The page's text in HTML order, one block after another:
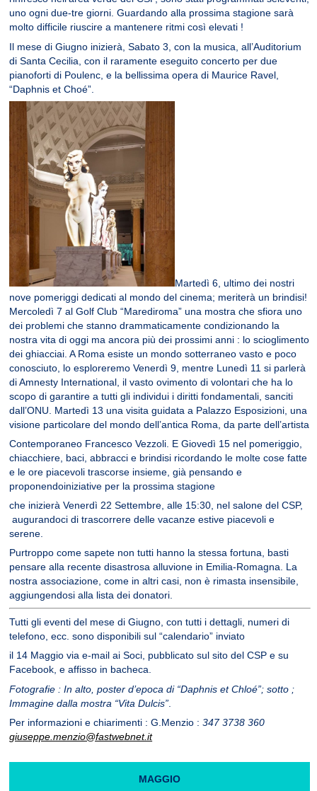
uno ogni due-tre giorni. Guardando alla prossima stagione sarà
molto difficile riuscire a mantenere ritmi così elevati !
Il mese di Giugno inizierà, Sabato 3, con la musica, all’Auditorium
di Santa Cecilia, con il raramente eseguito concerto per due
pianoforti di Poulenc, e la bellissima opera di Maurice Ravel,
“Daphnis et Choé”.
Martedì 6, ultimo dei nostri
nove pomeriggi dedicati al mondo del cinema; meriterà un brindisi!
Mercoledì 7 al Golf Club “Marediroma” una mostra che sfiora uno
dei problemi che stanno drammaticamente condizionando la
nostra vita di oggi ma ancora più dei prossimi anni : lo scioglimento
dei ghiacciai. A Roma esiste un mondo sotterraneo vasto e poco
conosciuto, lo esploreremo Venerdì 9, mentre Lunedì 11 si parlerà
di Amnesty International, il vasto ovimento di volontari che ha lo
scopo di garantire a tutti gli individui i diritti fondamentali, sanciti
dall’ONU. Martedì 13 una visita guidata a Palazzo Esposizioni, una
visione particolare del mondo dell’antica Roma, da parte dell’artista
Contemporaneo Francesco Vezzoli. E Giovedì 15 nel pomeriggio,
chiacchiere, baci, abbracci e brindisi ricordando le molte cose fatte
e le ore piacevoli trascorse insieme, già pensando e
proponendoiniziative per la prossima stagione
che inizierà Venerdì 22 Settembre, alle 15:30, nel salone del CSP,
augurandoci di trascorrere delle vacanze estive piacevoli e
serene.
Purtroppo come sapete non tutti hanno la stessa fortuna, basti
pensare alla recente disastrosa alluvione in Emilia-Romagna. La
nostra associazione, come in altri casi, non è rimasta insensibile,
aggiungendosi alla lista dei donatori.
Tutti gli eventi del mese di Giugno, con tutti i dettagli, numeri di
telefono, ecc. sono disponibili sul “calendario” inviato
il 14 Maggio via e-mail ai Soci, pubblicato sul sito del CSP e su
Facebook, e affisso in bacheca.
Fotografie : In alto, poster d’epoca di “Daphnis et Chloé”; sotto ;
Immagine dalla mostra “Vita Dulcis”
Per informazioni e chiarimenti : G.Menzio :347 3738 360
giuseppe.menzio@fastwebnet.it
MAGGIO